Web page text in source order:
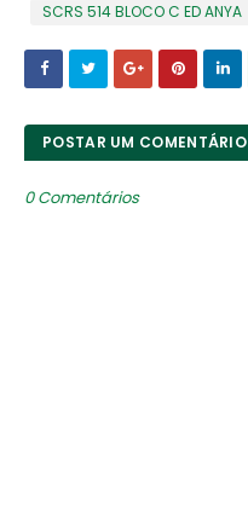
SCRS 514 BLOCO C ED ANYA
POSTAR UM COMENTÁRIO
0 Comentários